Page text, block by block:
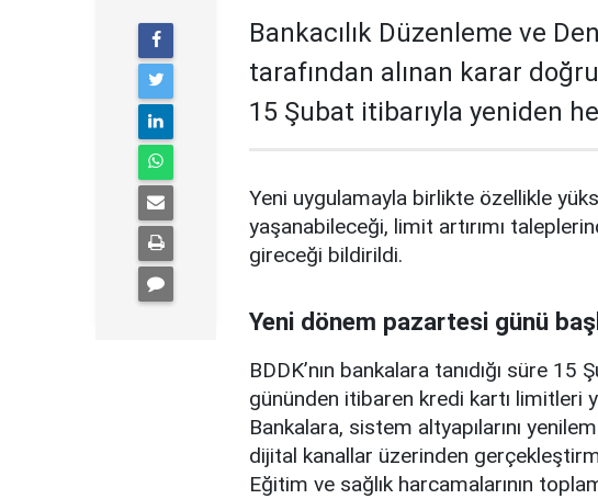
Bankacılık Düzenleme ve
tarafından alınan karar
15 Şubat itibarıyla yeniden
Yeni uygulamayla birlikte özellikle
yaşanabileceği, limit artırımı
gireceği bildirildi.
Yeni dönem pazartesi günü
BDDK’nın bankalara tanıdığı süre
gününden itibaren kredi kartı limitleri
Bankalara, sistem altyapılarını
dijital kanallar üzerinden
Eğitim ve sağlık harcamalarının